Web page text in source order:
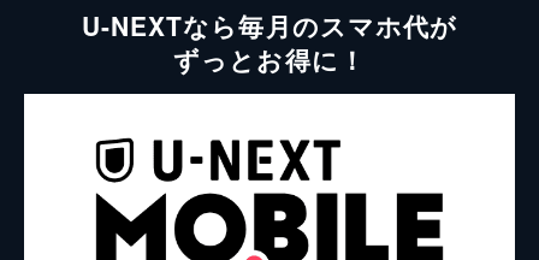
U-NEXTなら毎月のスマホ代が
ずっとお得に！